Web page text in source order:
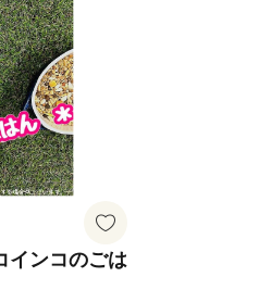
インコのごは